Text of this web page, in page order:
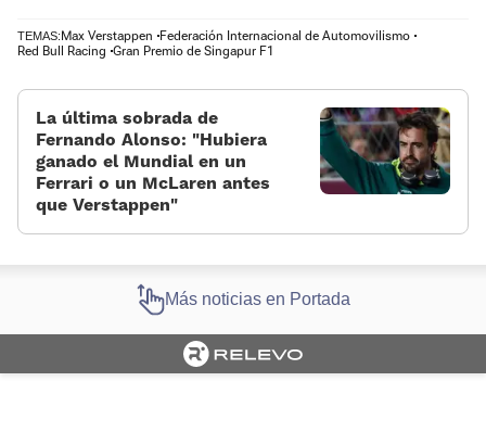
TEMAS:Max Verstappen
Federación Internacional de Automovilismo
Red Bull Racing Gran Premio de Singapur F1
La última sobrada de
Fernando Alonso: «Hubiera
ganado el Mundial en un
Ferrari o un McLaren antes
que Verstappen»
Más noticias en Portada